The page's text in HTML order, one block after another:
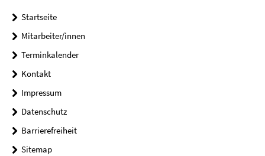
Startseite
Mitarbeiter/innen
Terminkalender
Kontakt
Impressum
Datenschutz
Barrierefreiheit
Sitemap